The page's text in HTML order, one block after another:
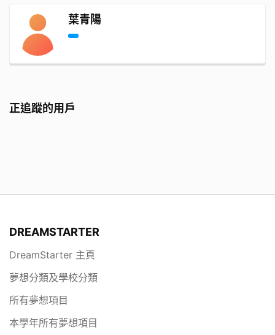
葉青陽
正追蹤的用戶
DREAMSTARTER
DreamStarter 主頁
夢想分類及學校分類
所有夢想項目
本學年所有夢想項目